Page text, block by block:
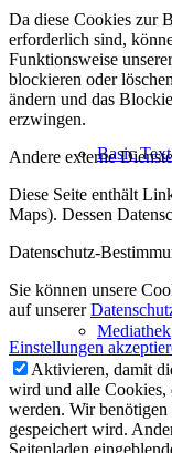
Basic
Mediathek
Da diese Cookies zur
erforderlich sind,
Funktionsweise
blockieren oder
ändern und das
erzwingen.
Andere externe Dienste
Diese Seite enthält
Maps). Dessen
Datenschutz-
Sie können unsere
auf unserer
Einstellungen
Aktivieren, damit
wird und alle Cookies,
werden. Wir
gespeichert wird.
Seitenladen